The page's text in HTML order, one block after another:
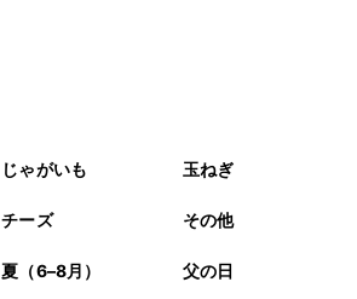
じゃがいも 玉ねぎ
チーズ その他
夏（6–8月）
父の日